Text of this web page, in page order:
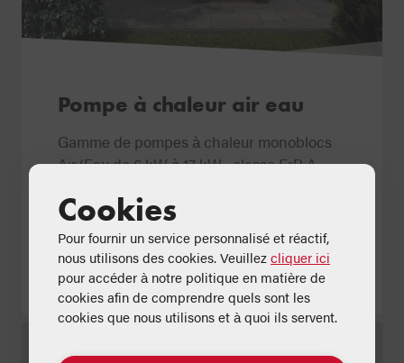
Pompe à chaleur air eau
Gamme de pompes à chaleur monoblocs
Air/Eau de 6 kW à 17 kW , classe ErP A
°C.
En savoir plus
Cookies
Pour fournir un service personnalisé et réactif,
nous utilisons des cookies. Veuillezcliquer ici
pour accéder à notre politique en matière de
cookies afin de comprendre quels sont les
cookies que nous utilisons et à quoi ils servent.